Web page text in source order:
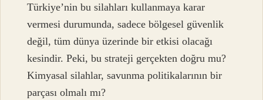
Türkiye’nin bu silahları kullanmaya karar
vermesi durumunda, sadece bölgesel güvenlik
değil, tüm dünya üzerinde bir etkisi olacağı
kesindir. Peki, bu strateji gerçekten doğru mu?
Kimyasal silahlar, savunma politikalarının bir
parçası olmalı mı?